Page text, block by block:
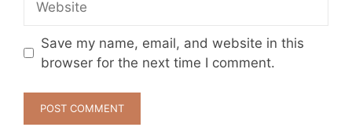
Save my name, email, and website in this
browser for the next time I comment.